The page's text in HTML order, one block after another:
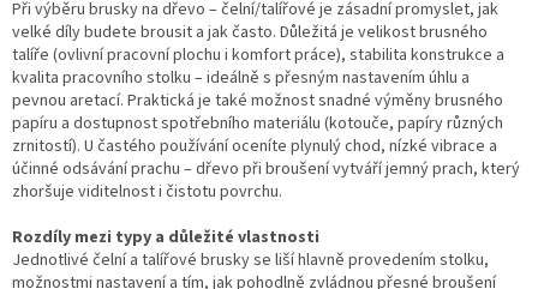
Při výběru brusky na dřevo – čelní/talířové je zásadní promyslet, jak
velké díly budete brousit a jak často. Důležitá je velikost brusného
talíře (ovlivní pracovní plochu i komfort práce), stabilita konstrukce a
kvalita pracovního stolku – ideálně s přesným nastavením úhlu a
pevnou aretací. Praktická je také možnost snadné výměny brusného
papíru a dostupnost spotřebního materiálu (kotouče, papíry různých
zrnitostí). U častého používání oceníte plynulý chod, nízké vibrace a
účinné odsávání prachu – dřevo při broušení vytváří jemný prach, který
zhoršuje viditelnost i čistotu povrchu.
Rozdíly mezi typy a důležité vlastnosti
Jednotlivé čelní a talířové brusky se liší hlavně provedením stolku,
možnostmi nastavení a tím, jak pohodlně zvládnou přesné broušení